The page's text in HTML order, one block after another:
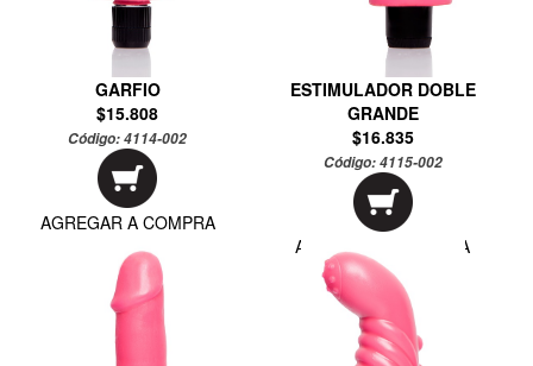
GARFIO
$15.808
Código:4114-002
AGREGAR A COMPRA
ESTIMULADOR DOBLE
GRANDE
$16.835
Código:4115-002
AGREGAR A COMPRA